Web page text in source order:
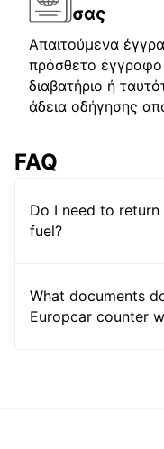
σας
Απαιτούμενα
πρόσθετο
διαβατήριο ή
άδεια οδήγησης
FAQ
Do I need to
fuel?
What documents
Europcar counter